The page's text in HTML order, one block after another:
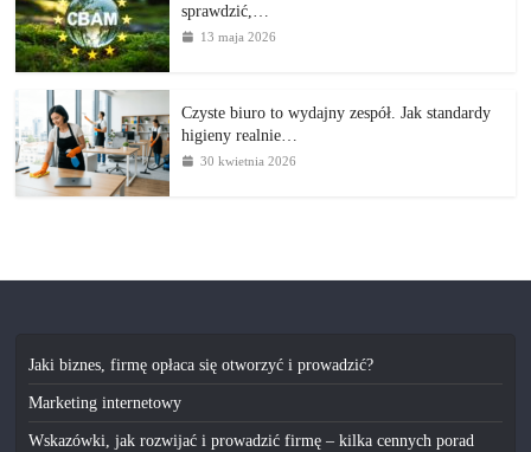
sprawdzić,…
13 maja 2026
Czyste biuro to wydajny zespół. Jak standardy
higieny realnie…
30 kwietnia 2026
Jaki biznes, firmę opłaca się otworzyć i prowadzić?
Marketing internetowy
Wskazówki, jak rozwijać i prowadzić firmę – kilka cennych porad